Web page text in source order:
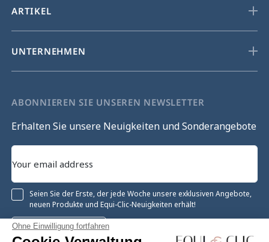
Ohne Einwilligung fortfahren
ARTIKEL
UNTERNEHMEN
ABONNIEREN SIE UNSEREN NEWSLETTER
Erhalten Sie unsere Neuigkeiten und Sonderangebote
Seien Sie der Erste, der jede Woche unsere exklusiven Angebote,
neuen Produkte und Equi-Clic-Neuigkeiten erhält!
Registrieren